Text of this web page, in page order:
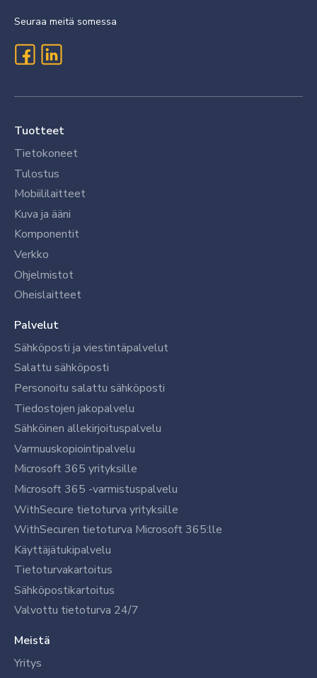
Seuraa meitä somessa
Tuotteet
Tietokoneet
Tulostus
Mobiililaitteet
Kuva ja ääni
Komponentit
Verkko
Ohjelmistot
Oheislaitteet
Palvelut
Sähköposti ja viestintäpalvelut
Salattu sähköposti
Personoitu salattu sähköposti
Tiedostojen jakopalvelu
Sähköinen allekirjoituspalvelu
Varmuuskopiointipalvelu
Microsoft 365 yrityksille
Microsoft 365 -varmistuspalvelu
WithSecure tietoturva yrityksille
WithSecuren tietoturva Microsoft 365:lle
Käyttäjätukipalvelu
Tietoturvakartoitus
Sähköpostikartoitus
Valvottu tietoturva 24/7
Meistä
Yritys